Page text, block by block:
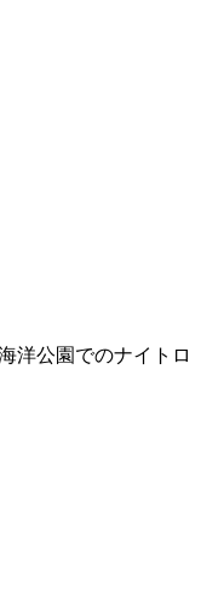
洋公園でのナイトロ